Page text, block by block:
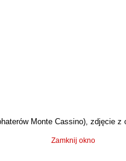
Monte Cassino), zdjęcie z
Zamknij okno